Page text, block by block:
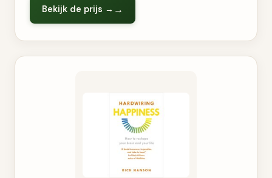
Bekijk de prijs →